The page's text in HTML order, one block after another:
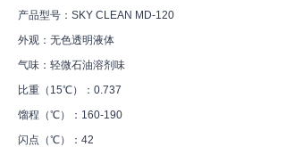
产品型号：SKY CLEAN MD-120
外观：无色透明液体
气味：轻微石油溶剂味
比重（15℃）：0.737
馏程（℃）：160-190
闪点（℃）：42